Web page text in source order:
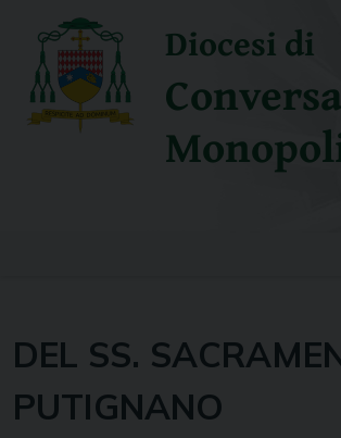
content
Diocesi di
DEL SS.
PUTIGNANO